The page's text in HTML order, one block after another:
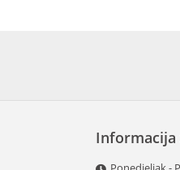
Informacija